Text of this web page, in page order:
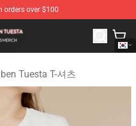
orders over $100
Ruben Tuesta Merchandise
Tuesta T-셔츠